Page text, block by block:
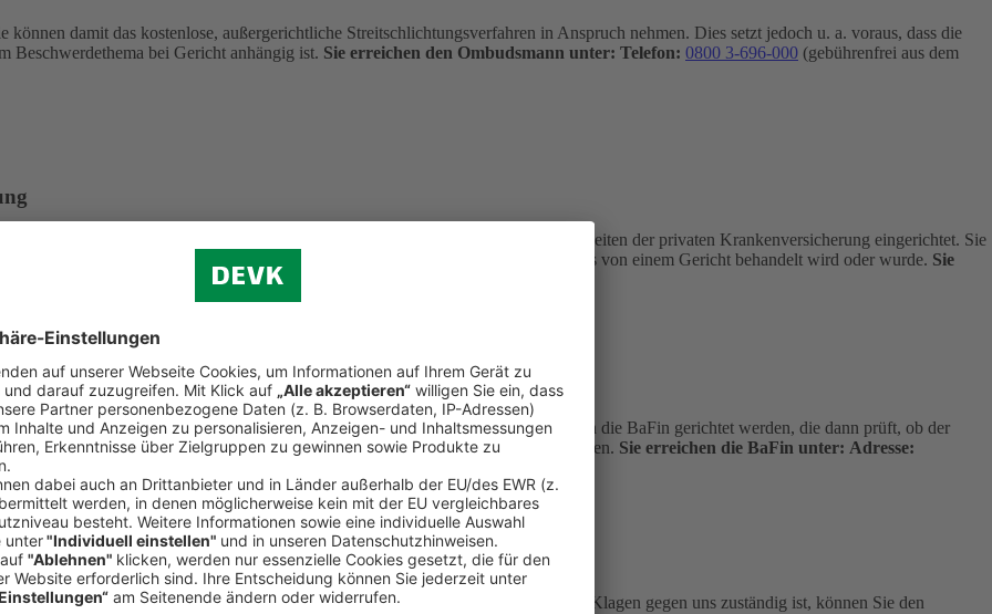
damit das kostenlose, außergerichtliche Streitschlichtungsverfahren in Anspruch nehmen. Dies setzt jedoch u. a. voraus, dass die
Beschwerdethema bei Gericht anhängig ist. Sie erreichen den Ombudsmann unter: Telefon: 0800 3-696-000 (gebührenfrei aus dem
Krankenversicherung e. V. Dieser hat eine Ombudsmannstelle für Angelegenheiten der privaten Krankenversicherung eingerichtet. Sie
Anspruch nehmen. Dies setzt u. a. voraus, dass die gleiche Streitfrage nicht bereits von einem Gericht behandelt wird oder wurde. Sie
aus dem deutschen Telefonnetz)
für Finanzdienstleistungsaufsicht. Eine Beschwerde kann kostenfrei an die BaFin gerichtet werden, die dann prüft, ob der
eingehalten hat. Einzelne Streitfälle kann die Bafin nicht verbindlich entscheiden. Sie erreichen die BaFin unter: Adresse:
53117 Bonn
der oben genannten Beschwerdemöglichkeiten unberührt. Welches Gericht für Klagen gegen uns zuständig ist, können Sie den